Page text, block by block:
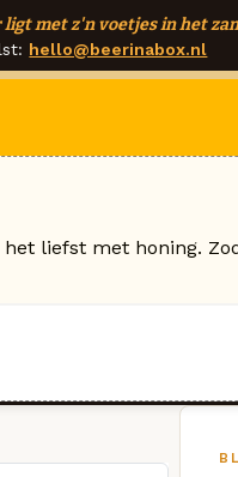
ligt met z'n voetjes in het
hello@beerinabox.nl
het liefst met honing.